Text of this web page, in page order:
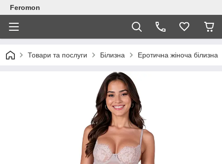
Feromon
Товари та послуги Білизна Еротична жіноча білизна